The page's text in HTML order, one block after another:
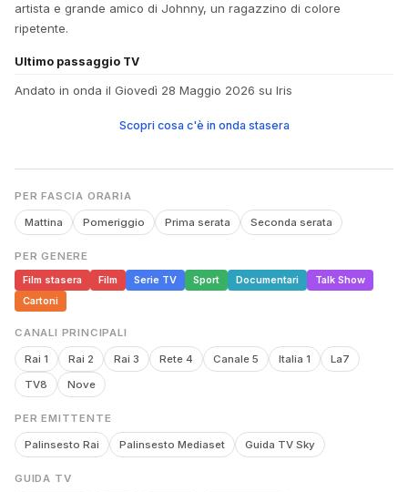
artista e grande amico di Johnny, un ragazzino di colore
ripetente.
Ultimo passaggio TV
Andato in onda il Giovedì 28 Maggio 2026 su Iris
Scopri cosa c'è in onda stasera
PER FASCIA ORARIA
Mattina Pomeriggio Prima serata Seconda serata
PER GENERE
Film stasera
Film Serie TV Sport Documentari
Talk Show
Cartoni
CANALI PRINCIPALI
Rai 1 Rai 2 Rai 3 Rete 4 Canale 5 Italia 1
La7
TV8
Nove
PER EMITTENTE
Palinsesto Rai Palinsesto Mediaset Guida TV Sky
GUIDA TV